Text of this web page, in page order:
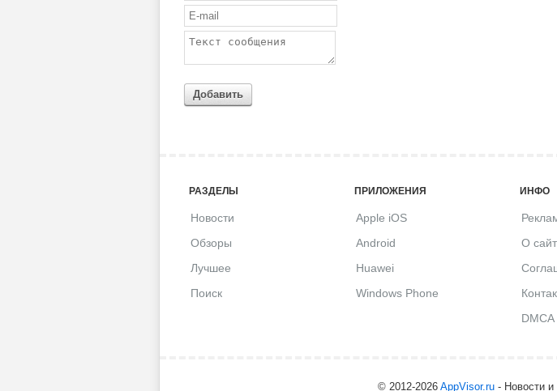
Добавить
РАЗДЕЛЫ
Новости
Обзоры
Лучшее
Поиск
ПРИЛОЖЕНИЯ
Apple iOS
Android
Huawei
Windows Phone
ИНФО
О
DMCA
© 2012-2026 AppVisor.ru- Новости и